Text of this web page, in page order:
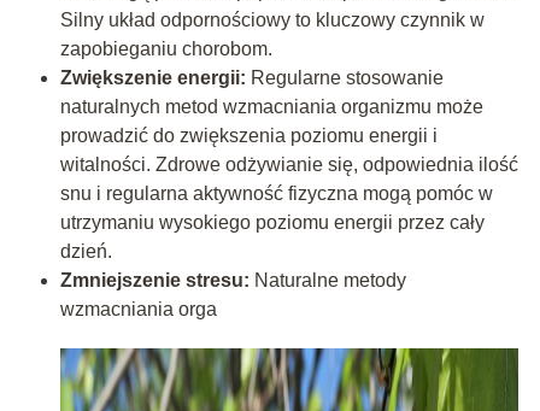
Silny układ odpornościowy to kluczowy czynnik w
zapobieganiu chorobom.
Zwiększenie energii: Regularne stosowanie
naturalnych metod wzmacniania organizmu może
prowadzić do zwiększenia poziomu energii i
witalności. Zdrowe odżywianie się, odpowiednia ilość
snu i regularna aktywność fizyczna mogą pomóc w
utrzymaniu wysokiego poziomu energii przez cały
dzień.
Zmniejszenie stresu: Naturalne metody
wzmacniania orga